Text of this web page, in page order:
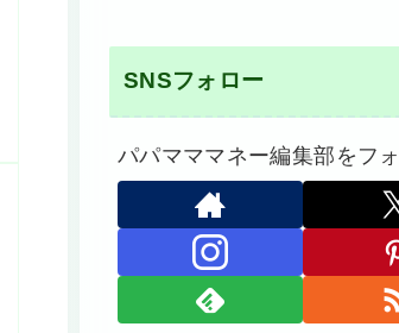
SNSフォロー
パパマママネー編集部をフ